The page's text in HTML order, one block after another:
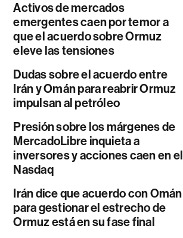
Activos de mercados
emergentes caen por temor a
que el acuerdo sobre Ormuz
eleve las tensiones
Dudas sobre el acuerdo entre
Irán y Omán para reabrir Ormuz
impulsan al petróleo
Presión sobre los márgenes de
MercadoLibre inquieta a
inversores y acciones caen en el
Nasdaq
Irán dice que acuerdo con Omán
para gestionar el estrecho de
Ormuz está en su fase final